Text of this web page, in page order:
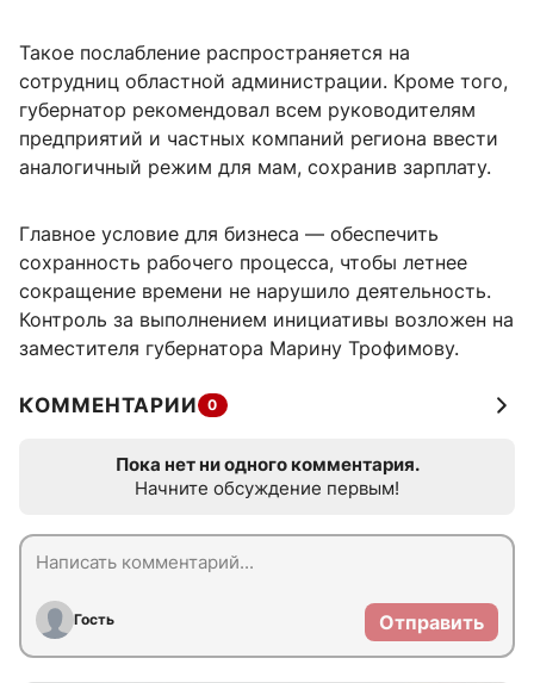
Такое послабление распространяется на
сотрудниц областной администрации. Кроме того,
губернатор рекомендовал всем руководителям
предприятий и частных компаний региона ввести
аналогичный режим для мам, сохранив зарплату.
Главное условие для бизнеса — обеспечить
сохранность рабочего процесса, чтобы летнее
сокращение времени не нарушило деятельность.
Контроль за выполнением инициативы возложен на
заместителя губернатора Марину Трофимову.
КОММЕНТАРИИ 0
Пока нет ни одного комментария.
Начните обсуждение первым!
Гость Отправить